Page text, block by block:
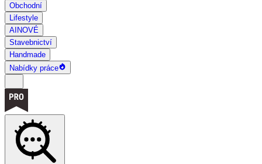
Obchodní
Lifestyle
AI NOVÉ
Stavebnictví
Handmade
Nabídky práce